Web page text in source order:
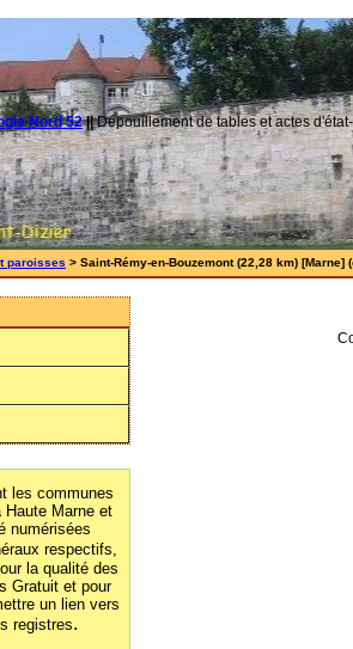
Nord 52||Dépouillement de tables et actes
paroisses > Saint-Rémy-en-Bouzemont (22,28 km) [Marne]
les communes
Haute Marne et
numérisées
respectifs,
la qualité des
Gratuit et pour
un lien vers
registres.